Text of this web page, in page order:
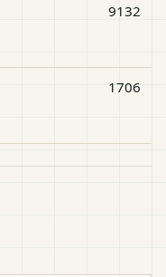
9132
1706